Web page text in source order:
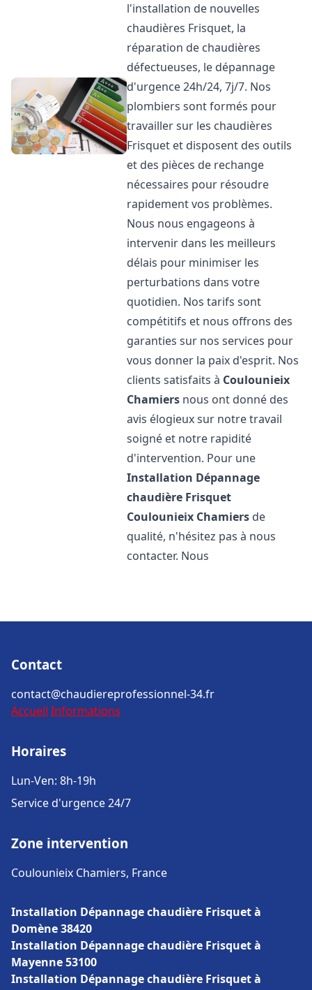
l'installation de nouvelles
chaudières Frisquet, la
réparation de chaudières
défectueuses, le dépannage
d'urgence 24h/24, 7j/7. Nos
plombiers sont formés pour
travailler sur les chaudières
Frisquet et disposent des outils
et des pièces de rechange
nécessaires pour résoudre
rapidement vos problèmes.
Nous nous engageons à
intervenir dans les meilleurs
délais pour minimiser les
perturbations dans votre
quotidien. Nos tarifs sont
compétitifs et nous offrons des
garanties sur nos services pour
vous donner la paix d'esprit. Nos
clients satisfaits à Coulounieix
Chamiers nous ont donné des
avis élogieux sur notre travail
soigné et notre rapidité
d'intervention. Pour une
Installation Dépannage
chaudière Frisquet
Coulounieix Chamiers de
qualité, n'hésitez pas à nous
contacter. Nous
Contact
contact@chaudiereprofessionnel-34.fr
Accueil Informations
Horaires
Lun-Ven: 8h-19h
Service d'urgence 24/7
Zone intervention
Coulounieix Chamiers, France
Installation Dépannage chaudière Frisquet à
Domène 38420
Installation Dépannage chaudière Frisquet à
Mayenne 53100
Installation Dépannage chaudière Frisquet à